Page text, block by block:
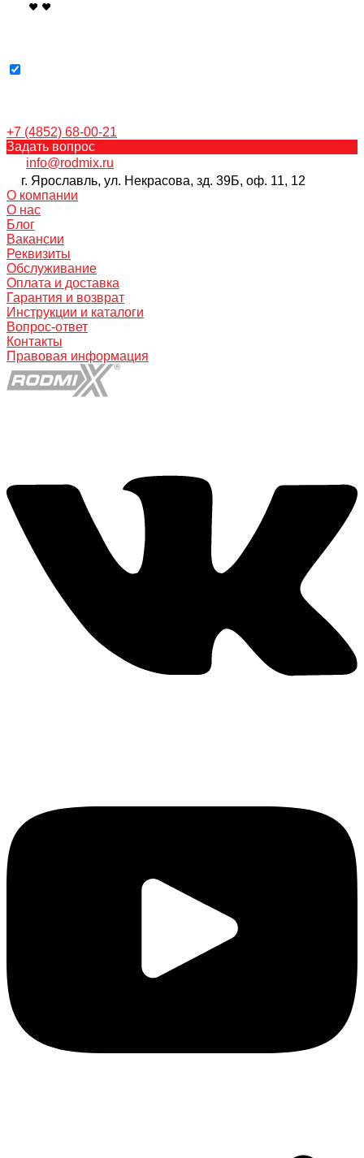
+7 (4852) 68-00-21
Задать вопрос
info@rodmix.ru
г. Ярославль, ул. Некрасова, зд. 39Б, оф. 11, 12
О компании
О нас
Блог
Вакансии
Реквизиты
Обслуживание
Оплата и доставка
Гарантия и возврат
Инструкции и каталоги
Вопрос-ответ
Контакты
Правовая информация